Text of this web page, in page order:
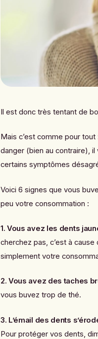
Il est donc très tentant de
Mais c’est comme pour
danger (bien au contraire),
certains symptômes
Voici 6 signes que vous
peu votre consommation :
1. Vous avez les dents
cherchez pas, c’est à
simplement votre
2. Vous avez des taches
vous buvez trop de thé.
3. L’émail des dents
Pour protéger vos dents,